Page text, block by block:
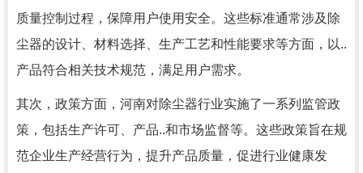
质量控制过程，保障用户使用安全。这些标准通常涉及除
尘器的设计、材料选择、生产工艺和性能要求等方面，以..
产品符合相关技术规范，满足用户需求。
其次，政策方面，河南对除尘器行业实施了一系列监管政
策，包括生产许可、产品..和市场监督等。这些政策旨在规
范企业生产经营行为，提升产品质量，促进行业健康发